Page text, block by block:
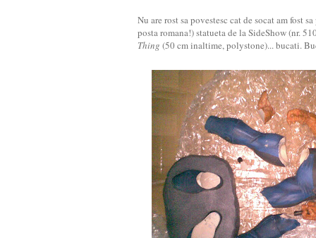
Nu are rost sa povestesc cat de socat am fost
posta romana!) statueta de la SideShow (nr.
Thing (50 cm inaltime, polystone)... bucati.